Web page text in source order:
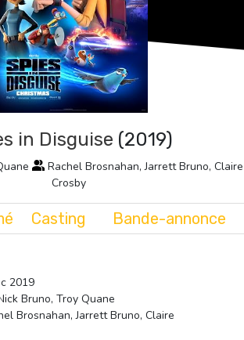
in Disguise (2019)
Rachel Brosnahan, Jarrett Bruno, Claire
Crosby
Casting Bande-annonce
2019
Bruno, Troy Quane
Brosnahan, Jarrett Bruno, Claire